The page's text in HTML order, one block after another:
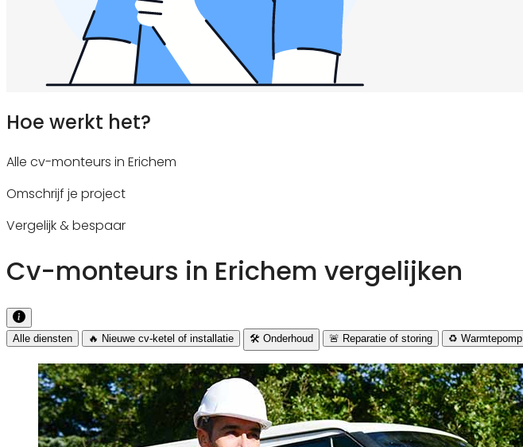
Hoe werkt het?
Alle cv-monteurs in Erichem
Omschrijf je project
Vergelijk & bespaar
Cv-monteurs in Erichem vergelijken
Alle diensten 🔥 Nieuwe cv-ketel of installatie 🛠️ Onderhoud 🚨 Reparatie of storing ♻️ Warmtepomp